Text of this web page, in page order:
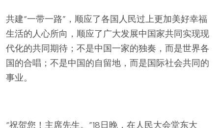
共建“一带一路”，顺应了各国人民过上更加美好幸福
生活的人心所向，顺应了广大发展中国家共同实现现
代化的共同期待；不是中国一家的独奏，而是世界各
国的合唱；不是中国的自留地，而是国际社会共同的
事业。
“祝贺您！主席先生。”18日晚，在人民大会堂东大